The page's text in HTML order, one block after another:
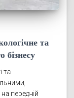
та
бізнесу
та
передній